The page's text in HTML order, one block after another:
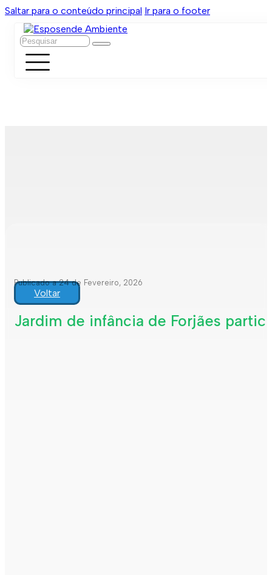
Saltar para o conteúdo principal Ir para o footer
Pesquisar
Publicado a 24 de Fevereiro, 2026
Voltar
Jardim de infância de Forjães